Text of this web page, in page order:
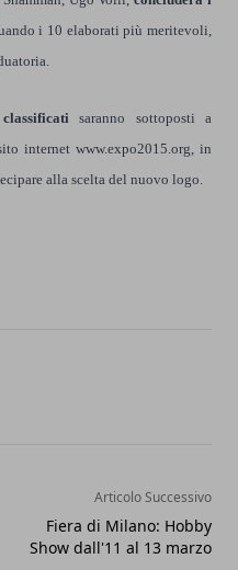
i 10 elaborati più meritevoli,
saranno sottoposti a
internetwww.expo2015.org , in
alla scelta del nuovo logo.
Articolo Successivo
Fiera di Milano: Hobby
Show dall'11 al 13 marzo